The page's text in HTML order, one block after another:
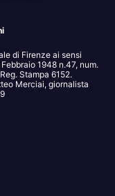
di Firenze ai sensi
1948 n.47, num.
Stampa 6152.
Merciai, giornalista